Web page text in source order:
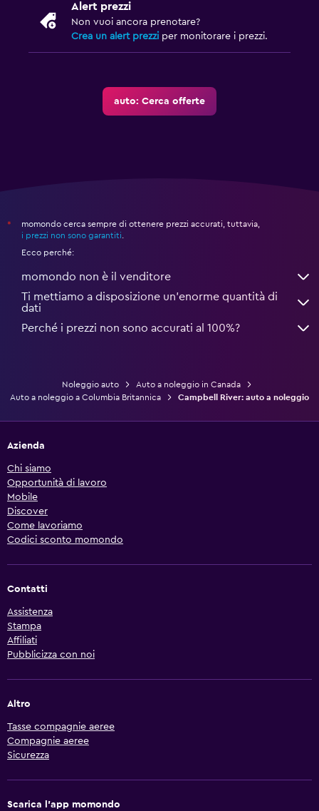
Alert prezzi
Non vuoi ancora prenotare?
Crea un alert prezzi per monitorare i prezzi.
auto: Cerca offerte
*
momondo cerca sempre di ottenere prezzi accurati, tuttavia,
i prezzi non sono garantiti
Ecco perché:
momondo non è il venditore
Ti mettiamo a disposizione un’enorme quantità di
dati
Perché i prezzi non sono accurati al 100%?
Noleggio auto
Auto a noleggio in Canada
Auto a noleggio a Columbia Britannica
Campbell River: auto a noleggio
Azienda
Chi siamo
Opportunità di lavoro
Mobile
Discover
Come lavoriamo
Codici sconto momondo
Contatti
Assistenza
Stampa
Affiliati
Pubblicizza con noi
Altro
Tasse compagnie aeree
Compagnie aeree
Sicurezza
Scarica l'app momondo